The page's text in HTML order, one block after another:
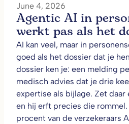
June 4, 2026
Agentic AI in
werkt pas als het
AI kan veel, maar in
goed als het dossier dat je
dossier ken je: een melding
medisch advies dat je drie
expertise als bijlage. Zet daar
en hij erft precies die rommel.
procent van de verzekeraars